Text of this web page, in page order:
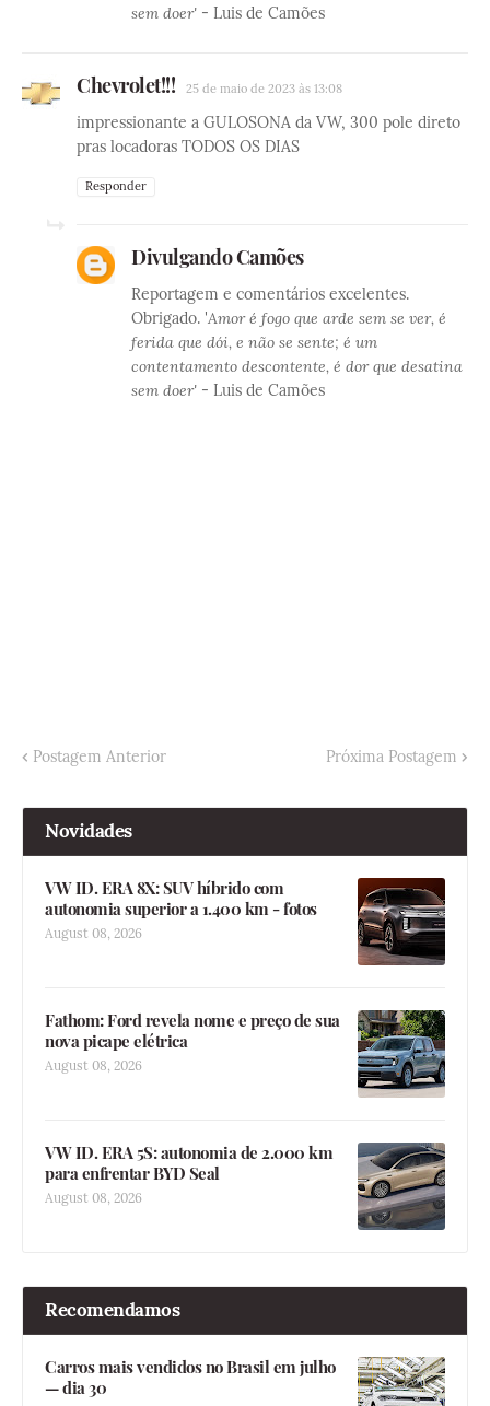
sem doer' - Luis de Camões
Chevrolet!!! 25 de maio de 2023 às 13:08
impressionante a GULOSONA da VW, 300 pole direto
pras locadoras TODOS OS DIAS
Responder
Divulgando Camões
Reportagem e comentários excelentes.
Obrigado. 'Amor é fogo que arde sem se ver, é
ferida que dói, e não se sente; é um
contentamento descontente, é dor que desatina
sem doer' - Luis de Camões
Postagem Anterior Próxima Postagem
Novidades
VW ID. ERA 8X: SUV híbrido com
autonomia superior a 1.400 km - fotos
August 08, 2026
Fathom: Ford revela nome e preço de sua
nova picape elétrica
August 08, 2026
VW ID. ERA 5S: autonomia de 2.000 km
para enfrentar BYD Seal
August 08, 2026
Recomendamos
Carros mais vendidos no Brasil em julho
— dia 30